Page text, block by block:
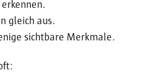
erkennen.
gleich aus.
sichtbare Merkmale.